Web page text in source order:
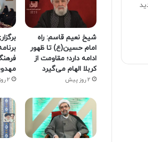
شیخ نعیم قاسم: راه
امام حسین(ع) تا ظهور
ادامه دارد؛ مقاومت از
کربلا الهام می‌گیرد
2 روز پیش 2 روز پیش